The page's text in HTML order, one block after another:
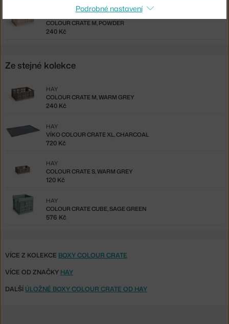
COLOUR CRATE M, POWDER
240 Kč
Ze stejné kolekce
COLOUR CRATE M, WARM GREY
HAY
240 Kč
VÍKO COLOUR CRATE XL, CHARCOAL
HAY
720 Kč
COLOUR CRATE S, WARM GREY
HAY
120 Kč
COLOUR CRATE CUBE, SAGE GREEN
HAY
576 Kč
VÍCE Z KOLEKCE BOXY COLOUR CRATE
VÍCE OD ZNAČKY HAY
DALŠÍ ÚLOŽNÉ BOXY COLOUR CRATE OD HAY
Podrobné nastavení